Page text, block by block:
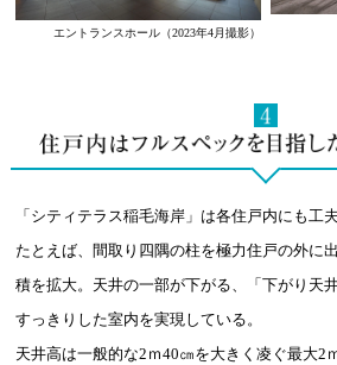
エントランスホール（2023年4月撮影）
「シティテラス稲毛海岸」は各住戸内にも工
たとえば、間取り四隅の柱を極力住戸の外に
積を拡大。天井の一部が下がる、「下がり天
すっきりした室内を実現している。
天井高は一般的な2ｍ40㎝を大きく凌ぐ最大2